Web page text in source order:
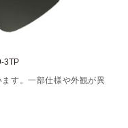
3TP
す。一部仕様や外観が異